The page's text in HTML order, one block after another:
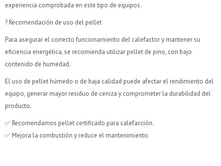
experiencia comprobada en este tipo de equipos.
? Recomendación de uso del pellet
Para asegurar el correcto funcionamiento del calefactor y mantener su
eficiencia energética, se recomienda utilizar pellet de pino, con bajo
contenido de humedad.
El uso de pellet húmedo o de baja calidad puede afectar el rendimiento del
equipo, generar mayor residuo de ceniza y comprometer la durabilidad del
producto.
✅ Recomendamos pellet certificado para calefacción.
✅ Mejora la combustión y reduce el mantenimiento.